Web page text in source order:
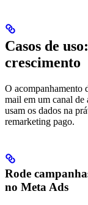
Casos de
crescimento
O acompanhamento
mail em um canal de
usam os dados na
remarketing pago.
Rode
no Meta Ads